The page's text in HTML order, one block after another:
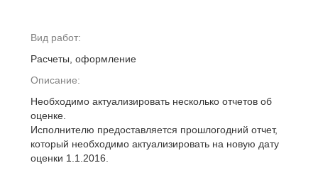
Вид работ:
Расчеты, оформление
Описание:
Необходимо актуализировать несколько отчетов об
оценке.
Исполнителю предоставляется прошлогодний отчет,
который необходимо актуализировать на новую дату
оценки 1.1.2016.